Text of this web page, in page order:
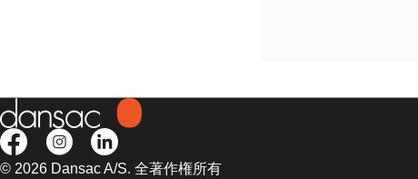
© 2026 Dansac A/S. 全著作権所有